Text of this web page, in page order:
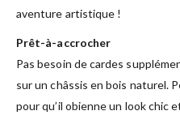
aventure artistique !
Prêt-à-accrocher
Pas besoin de cardes
sur un châssis en bois naturel.
pour qu’il obienne un look chic